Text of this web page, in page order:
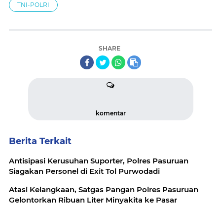
TNI-POLRI
SHARE
komentar
Berita Terkait
Antisipasi Kerusuhan Suporter, Polres Pasuruan
Siagakan Personel di Exit Tol Purwodadi
Atasi Kelangkaan, Satgas Pangan Polres Pasuruan
Gelontorkan Ribuan Liter Minyakita ke Pasar